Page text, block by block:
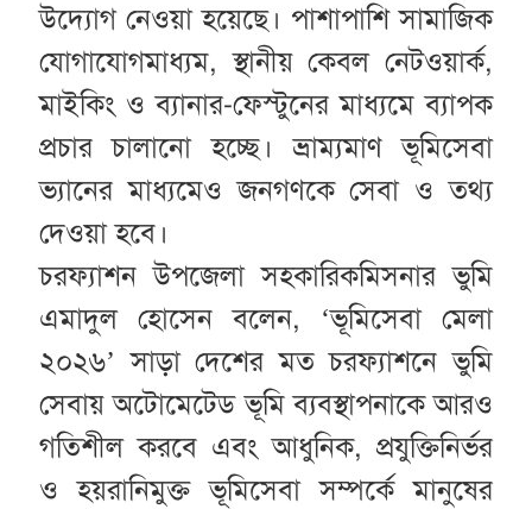
উদ্যোগ নেওয়া হয়েছে। পাশাপাশি সামাজিক
যোগাযোগমাধ্যম, স্থানীয় কেবল নেটওয়ার্ক,
মাইকিং ও ব্যানার-ফেস্টুনের মাধ্যমে ব্যাপক
প্রচার চালানো হচ্ছে। ভ্রাম্যমাণ ভূমিসেবা
ভ্যানের মাধ্যমেও জনগণকে সেবা ও তথ্য
দেওয়া হবে।
চরফ্যাশন উপজেলা সহকারিকমিসনার ভুমি
এমাদুল হোসেন বলেন, ‘ভূমিসেবা মেলা
২০২৬’ সাড়া দেশের মত চরফ্যাশনে ভুমি
সেবায় অটোমেটেড ভূমি ব্যবস্থাপনাকে আরও
গতিশীল করবে এবং আধুনিক, প্রযুক্তিনির্ভর
ও হয়রানিমুক্ত ভূমিসেবা সম্পর্কে মানুষের